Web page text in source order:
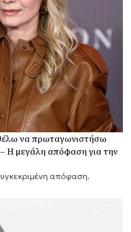
να πρωταγωνιστήσω
Η μεγάλη απόφαση για την
απόφαση.